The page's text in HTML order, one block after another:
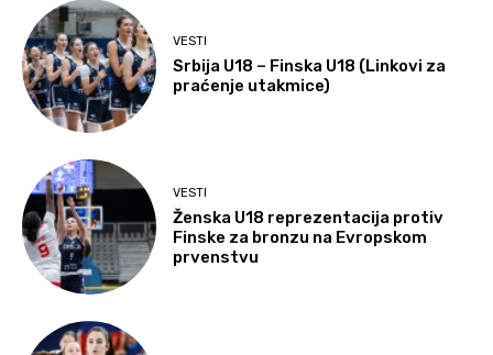
VESTI
Srbija U18 – Finska U18 (Linkovi za
praćenje utakmice)
VESTI
Ženska U18 reprezentacija protiv
Finske za bronzu na Evropskom
prvenstvu